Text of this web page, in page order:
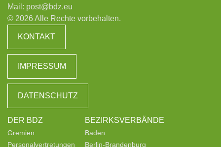
Mail: post@bdz.eu
© 2026 Alle Rechte vorbehalten.
KONTAKT
IMPRESSUM
DATENSCHUTZ
DER BDZ
Gremien
Personalvertretungen
BEZIRKSVERBÄNDE
Baden
Berlin-Brandenburg